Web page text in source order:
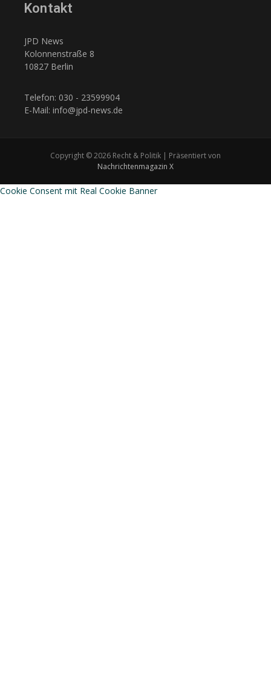
Kontakt
JPD News
Kolonnenstraße 8
10827 Berlin
Telefon: 030 - 23599904
E-Mail: info@jpd-news.de
Copyright © 2026 Recht & Politik | Präsentiert von
Nachrichtenmagazin X
Cookie Consent mit Real Cookie Banner